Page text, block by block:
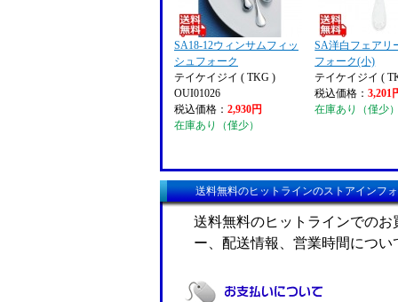
SA18-12ウィンサムフィッ
シュフォーク
テイケイジイ ( TKG )
OUI01026
税込価格： 2,930円
在庫あり（僅少）
SA洋白フェアリ
フォーク(小)
テイケイジイ (
税込価格：3,201
在庫あり（僅少
送料無料のヒットラインのストアインフ
送料無料のヒットラインでの
ー、配送情報、営業時間につ